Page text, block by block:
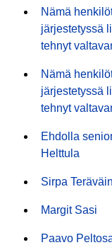
Nämä
järjestetyssä
tehnyt
Nämä
järjestetyssä
tehnyt
Ehdolla
Helttula
Sirpa
Margit Sasi
Paavo